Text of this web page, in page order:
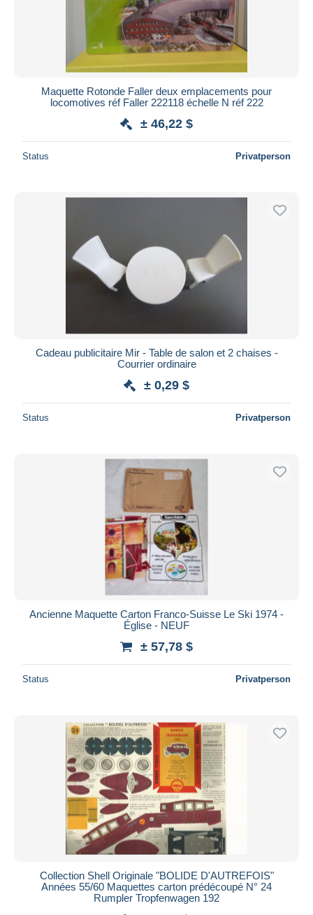
Maquette Rotonde Faller deux emplacements pour
locomotives réf Faller 222118 échelle N réf 222
± 46,22 $
Status Privatperson
Cadeau publicitaire Mir - Table de salon et 2 chaises -
Courrier ordinaire
± 0,29 $
Status Privatperson
Ancienne Maquette Carton Franco-Suisse Le Ski 1974 -
Église - NEUF
± 57,78 $
Status Privatperson
Collection Shell Originale "BOLIDE D'AUTREFOIS"
Années 55/60 Maquettes carton prédécoupé N° 24
Rumpler Tropfenwagen 192